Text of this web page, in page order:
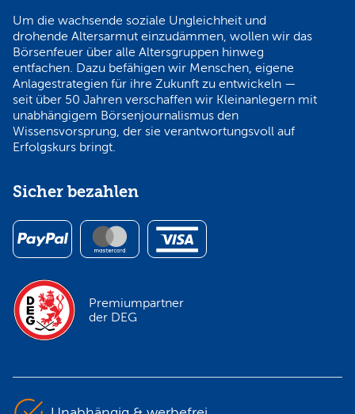
Um die wachsende soziale Ungleichheit und
drohende Altersarmut einzudämmen, wollen wir das
Börsenfeuer über alle Altersgruppen hinweg
entfachen. Dazu befähigen wir Menschen, eigene
Anlagestrategien für ihre Zukunft zu entwickeln —
seit über 50 Jahren verschaffen wir Kleinanlegern mit
unabhängigem Börsenjournalismus den
Wissensvorsprung, der sie verantwortungsvoll auf
Erfolgskurs bringt.
Sicher bezahlen
Premiumpartner
der DEG